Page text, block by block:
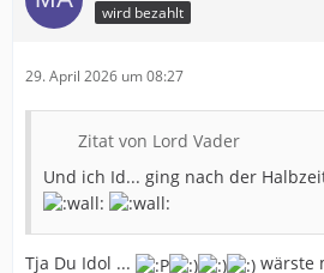
wird bezahlt
29. April 2026 um 08:27
Zitat von Lord Vader
Und ich Id... ging nach der
Tja Du Idol ... wärste